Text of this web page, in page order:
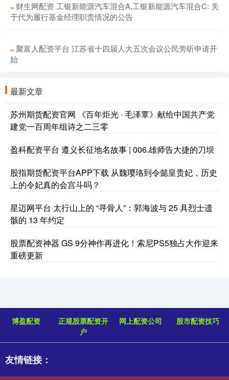
财生网配资 工银新能源汽车混合A,工银新能源汽车混合C: 关
于代为履行基金经理职责情况的公告
聚富人配资平台 江苏省十四届人大五次会议公民旁听申请开
始
最新文章
苏州期货配资官网 《百年炬光 · 毛泽覃》献给中国共产党
建党一百周年组诗之二三零
盈科配资平台 遵义长征地名故事 | 006.雄师告大捷的刀坝
股指期货配资平台APP下载 从魏璎珞到令懿皇贵妃，历史
上的令妃真的会宫斗吗？
星迈网平台 太行山上的 “寻骨人”：郭海波与 25 具烈士遗
骸的 13 年约定
股票配资神器 GS 9分神作再进化！索尼PS5独占大作迎来
重磅更新
博盈配资
正规股票配资开
户
网上配资公司 股市配资技巧
友情链接：